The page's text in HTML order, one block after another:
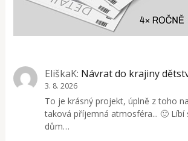
EliškaK: Návrat do krajiny
3. 8. 2026
To je krásný projekt, úplně z toho
taková příjemná atmosféra... 🙂 Líbí
dům…